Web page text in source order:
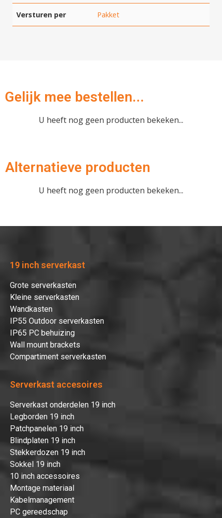
Versturen per Pakket
Gelijk mee bestellen...
U heeft nog geen producten bekeken...
Alternatieve producten
U heeft nog geen producten bekeken...
19 inch serverkast
Grote serverkasten
Kleine serverkasten
Wandkasten
IP55 Outdoor serverkasten
IP65 PC behuizing
Wall mount brackets
Compartiment serverkasten
Serverkast accesoires
Serverkast onderdelen 19 inch
Legborden 19 inch
Patchpanelen 19 inch
Blindplaten 19 inch
Stekkerdozen 19 inch
Sokkel 19 inch
10 inch accessoires
Montage materiaal
Kabelmanagement
PC gereedschap
Hartelijk dank!